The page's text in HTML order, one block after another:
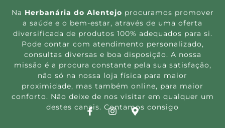
Na Herbanária do Alentejo procuramos promover
a saúde e o bem-estar, através de uma oferta
diversificada de produtos 100% adequados para si.
Pode contar com atendimento personalizado,
consultas diversas e boa disposição. A nossa
missão é a procura constante pela sua satisfação,
não só na nossa loja física para maior
proximidade, mas também online, para maior
conforto. Não deixe de nos visitar em qualquer um
destes canais. Contamos consigo